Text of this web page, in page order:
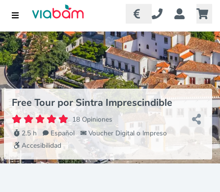
Free Tour por Sintra Imprescindible
18 Opiniones
2.5 h
Español
Voucher Digital o Impreso
Accesibilidad